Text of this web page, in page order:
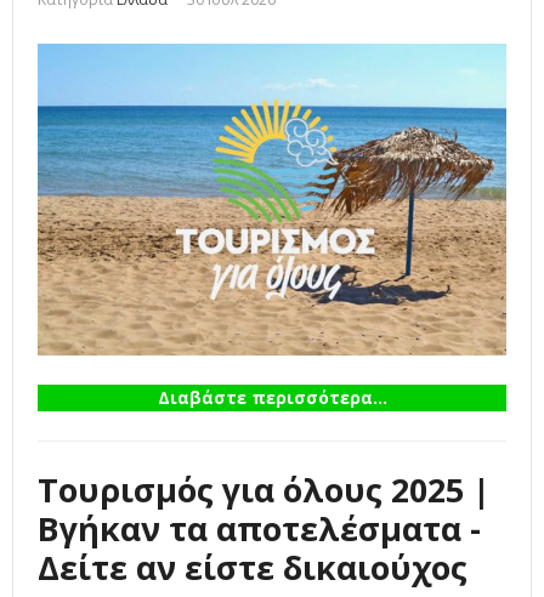
Διαβάστε περισσότερα...
Τουρισμός για όλους 2025 |
Βγήκαν τα αποτελέσματα -
Δείτε αν είστε δικαιούχος